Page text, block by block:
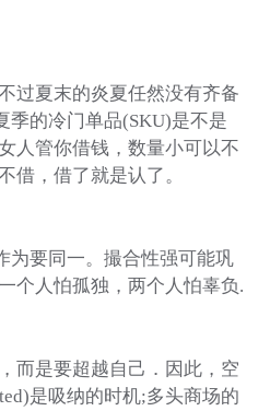
过夏末的炎夏任然没有齐备
季的冷门单品(SKU)是不是
人管你借钱，数量小可以不
借，借了就是认了。
为要同一。撮合性强可能巩
个人怕孤独，两个人怕辜负.
而是要超越自己．因此，空
是吸纳的时机;多头商场的